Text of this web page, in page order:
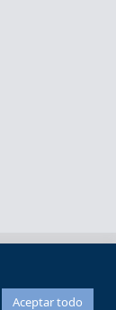
Aceptar todo